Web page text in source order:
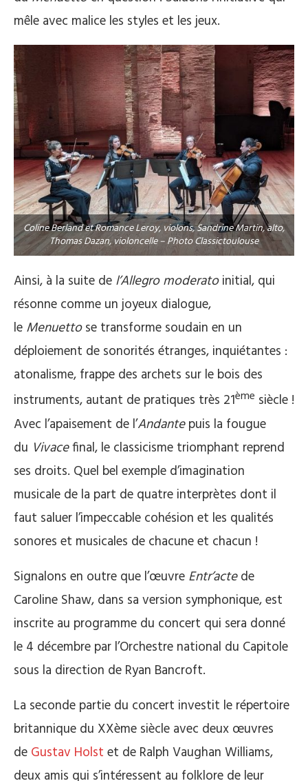
mêle avec malice les styles et les jeux.
Coline Berland et Romance Leroy, violons, Sandrine Martin, alto,
Thomas Dazan, violoncelle – Photo Classictoulouse
Ainsi, à la suite de l’Allegro moderatoinitial, qui
résonne comme un joyeux dialogue,
le Menuettose transforme soudain en un
déploiement de sonorités étranges, inquiétantes :
atonalisme, frappe des archets sur le bois des
instruments, autant de pratiques très 21ème siècle !
Avec l’apaisement de l’Andantepuis la fougue
du Vivacefinal, le classicisme triomphant reprend
ses droits. Quel bel exemple d’imagination
musicale de la part de quatre interprètes dont il
faut saluer l’impeccable cohésion et les qualités
sonores et musicales de chacune et chacun !
Signalons en outre que l’œuvre Entr’actede
Caroline Shaw, dans sa version symphonique, est
inscrite au programme du concert qui sera donné
le 4 décembre par l’Orchestre national du Capitole
sous la direction de Ryan Bancroft.
La seconde partie du concert investit le répertoire
britannique du XXème siècle avec deux œuvres
de Gustav Holst et de Ralph Vaughan Williams,
deux amis qui s’intéressent au folklore de leur